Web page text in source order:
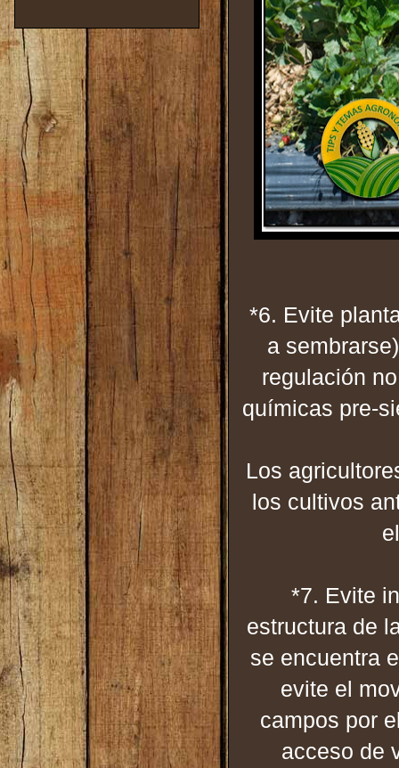
*6. Evite
a
regulación
químicas pre-
Los
los cultivos
*7. Evite
estructura de
se encuentra
evite el
campos por
acceso de